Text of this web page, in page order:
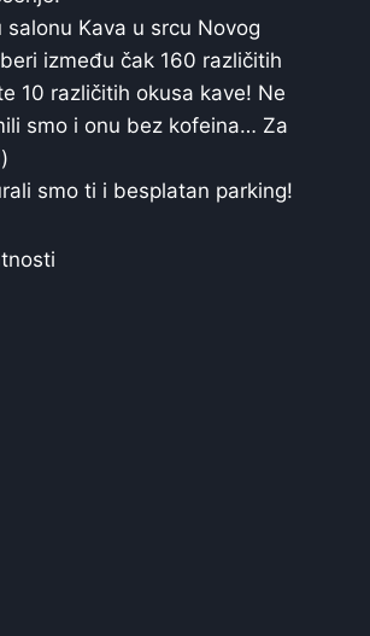
salonu Kava u srcu Novog
između čak 160 različitih
10 različitih okusa kave! Ne
smo i onu bez kofeina… Za
smo ti i besplatan parking!